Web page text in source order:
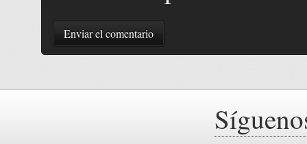
Enviar el comentario